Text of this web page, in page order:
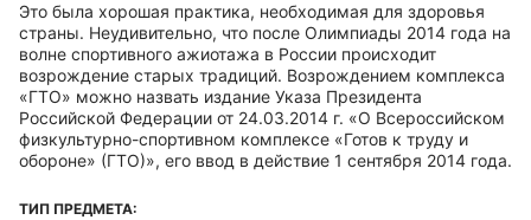
Это была хорошая практика, необходимая для здоровья
страны. Неудивительно, что после Олимпиады 2014 года на
волне спортивного ажиотажа в России происходит
возрождение старых традиций. Возрождением комплекса
«ГТО» можно назвать издание Указа Президента
Российской Федерации от 24.03.2014 г. «О Всероссийском
физкультурно-спортивном комплексе «Готов к труду и
обороне» (ГТО)», его ввод в действие 1 сентября 2014 года.
ТИП ПРЕДМЕТА: